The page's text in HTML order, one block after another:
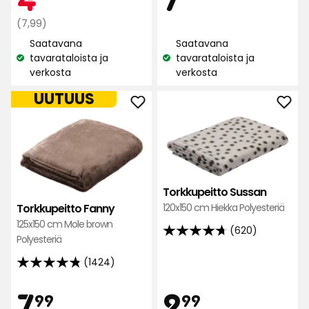
arvostelun
perusteella
€
Normaali
hinta
7,99
€
(7,99)
Katso
saatavuus:
Saatavana
tavarataloista ja
verkosta
1424
perusteella
€
Katso
saatavuus:
Saatavana
tavarataloista ja
verkosta
Torkkupeitto Fanny
125x150 cm Mole brown
Polyesteriä
(1424)
4.8
5:stä,99
UUTUUS
Lisää
Torkkupeitto
Fanny
suosikkeihin
Torkkupeitto Sussan
120x150 cm Hiekka Polyesteriä
(620)
4.7
arvostelun
99